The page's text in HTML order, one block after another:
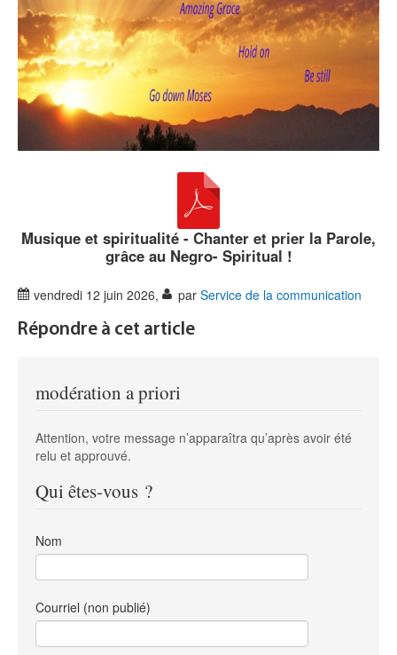
Musique et spiritualité - Chanter et prier la Parole,
grâce au Negro- Spiritual !
vendredi 12 juin 2026, par Service de la communication
Répondre à cet article
modération a priori
Attention, votre message n’apparaîtra qu’après avoir été
relu et approuvé.
Qui êtes-vous ?
Nom
Courriel (non publié)